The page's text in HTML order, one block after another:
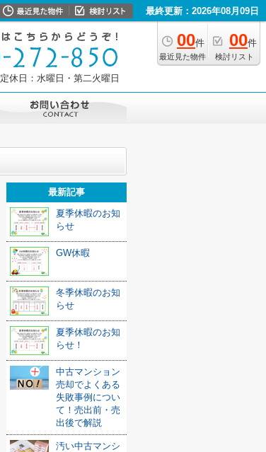
最終更新：2026年08月09日
00件
最近見た物件
00件
検討リスト
定休日：水曜日・第二火曜日
最新記事
夏季休暇のお知
らせ
GW休暇
冬季休暇のお知
らせ
夏季休暇のお知
らせ！
中古マンション
売却でよくある
失敗事例につい
て！売出前・売
出後で解説
汚い中古マンシ